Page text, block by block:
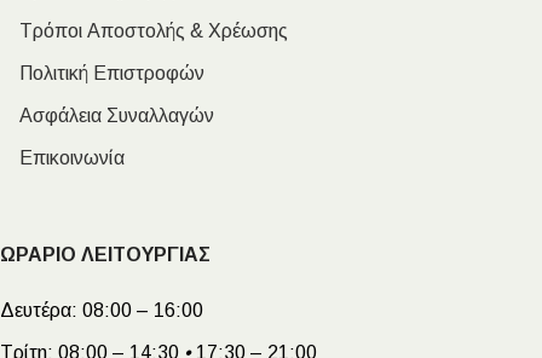
Τρόποι Αποστολής & Χρέωσης
Πολιτική Επιστροφών
Ασφάλεια Συναλλαγών
Επικοινωνία
ΩΡΑΡΙΟ ΛΕΙΤΟΥΡΓΙΑΣ
Δευτέρα: 08:00 – 16:00
Τρίτη: 08:00 – 14:30 •17:30 – 21:00